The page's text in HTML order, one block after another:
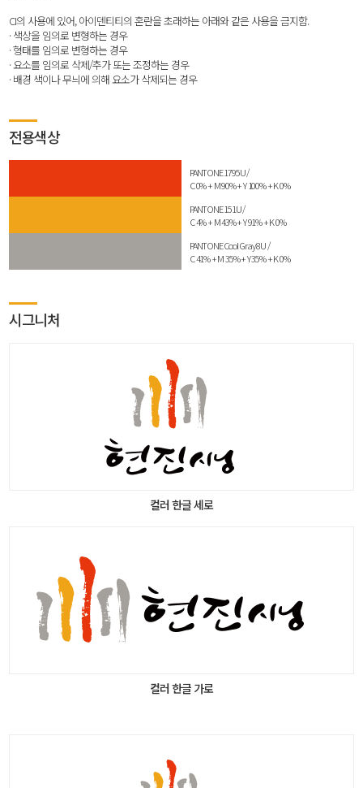
CI의 사용에 있어, 아이덴티티의 혼란을 초래하는 아래와 같은 사용을 금지함.
· 색상을 임의로 변형하는 경우
· 형태를 임의로 변형하는 경우
· 요소를 임의로 삭제/추가 또는 조정하는 경우
· 배경 색이나 무늬에 의해 요소가 삭제되는 경우
전용색상
PANTONE 1795U /
C 0% + M 90% + Y 100% + K 0%
PANTONE 151U /
C 4% + M 43% + Y 91% + K 0%
PANTONE Cool Gray 8U /
C 41% + M 35% + Y 35% + K 0%
시그니처
컬러 한글 세로
컬러 한글 가로